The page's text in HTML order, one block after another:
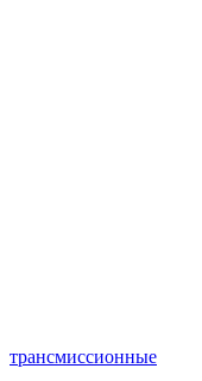
трансмиссионные